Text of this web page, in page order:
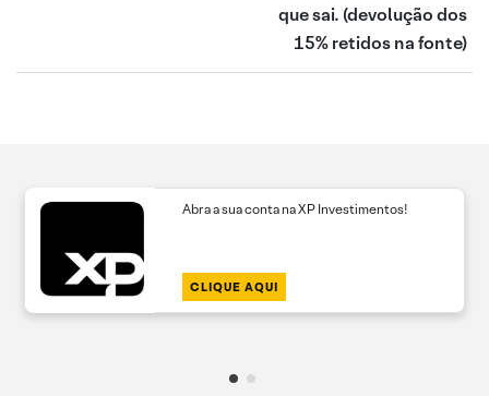
que sai. (devolução dos
15% retidos na fonte)
Abra a sua conta na XP Investimentos!
CLIQUE AQUI